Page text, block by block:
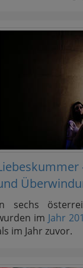
sechs
im Jahr
im Jahr zuvor.